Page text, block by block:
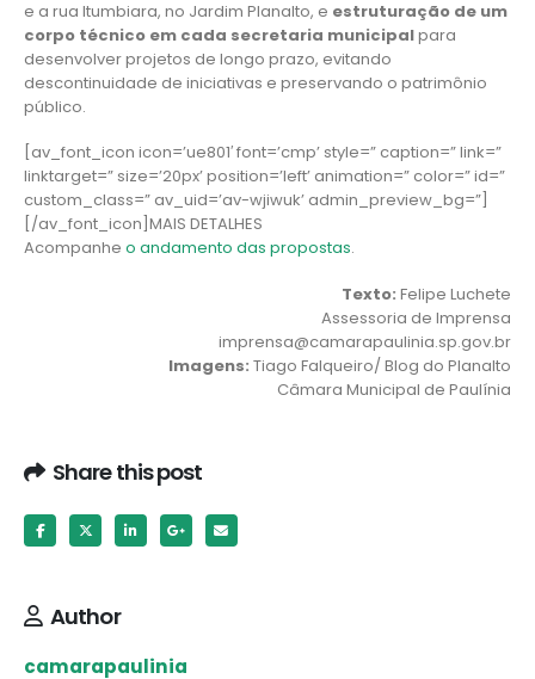
e a rua Itumbiara, no Jardim Planalto, e estruturação de um
corpo técnico em cada secretaria municipalpara
desenvolver projetos de longo prazo, evitando
descontinuidade de iniciativas e preservando o patrimônio
público.
[av_font_icon icon=’ue801′ font=’cmp’ style=” caption=” link=”
linktarget=” size=’20px’ position=’left’ animation=” color=” id=”
custom_class=” av_uid=’av-wjiwuk’ admin_preview_bg=”]
[/av_font_icon]MAIS DETALHES
Acompanhe o andamento das propostas.
Texto: Felipe Luchete
Assessoria de Imprensa
imprensa@camarapaulinia.sp.gov.br
Imagens: Tiago Falqueiro/ Blog do Planalto
Câmara Municipal de Paulínia
Share this post
Author
camarapaulinia